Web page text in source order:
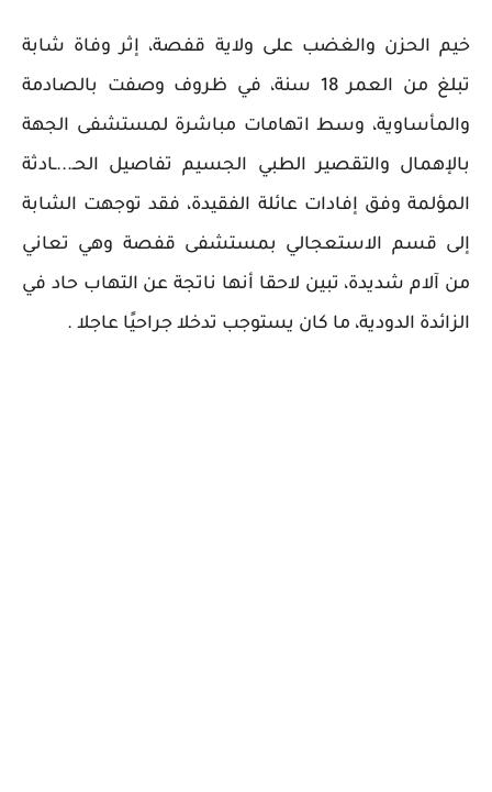
خيم الحزن والغضب على ولاية قفصة، إثر وفاة شابة
تبلغ من العمر 18 سنة، في ظروف وصفت بالصادمة
والمأساوية، وسط اتهامات مباشرة لمستشفى الجهة
بالإهمال والتقصير الطبي الجسيم تفاصيل الحـ...ـادثة
المؤلمة وفق إفادات عائلة الفقيدة، فقد توجهت الشابة
إلى قسم الاستعجالي بمستشفى قفصة وهي تعاني
من آلام شديدة، تبين لاحقا أنها ناتجة عن التهاب حاد في
الزائدة الدودية، ما كان يستوجب تدخلا جراحيًا عاجلا .